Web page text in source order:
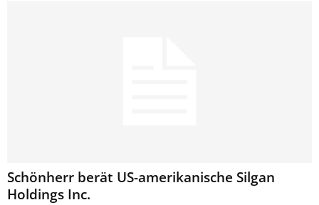
Schönherr berät US-amerikanische Silgan
Holdings Inc.